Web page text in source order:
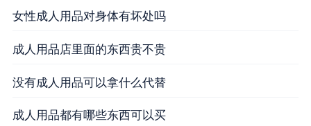
女性成人用品对身体有坏处吗
成人用品店里面的东西贵不贵
没有成人用品可以拿什么代替
成人用品都有哪些东西可以买